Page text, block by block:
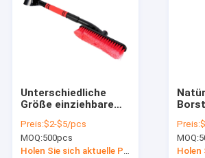
Unterschiedliche
Größe einziehbare
Schnee, der Bürste
mit Auto-Eis-Schaber
entfernt
Preis:$2-$5/pcs
MOQ:500pcs
Holen Sie sich aktuelle Preis
an
Preis:
MOQ: